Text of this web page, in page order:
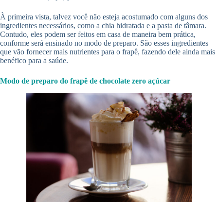
À primeira vista, talvez você não esteja acostumado com alguns dos
ingredientes necessários, como a chia hidratada e a pasta de tâmara.
Contudo, eles podem ser feitos em casa de maneira bem prática,
conforme será ensinado no modo de preparo. São esses ingredientes
que vão fornecer mais nutrientes para o frapê, fazendo dele ainda mais
benéfico para a saúde.
Modo de preparo do frapê de chocolate zero açúcar